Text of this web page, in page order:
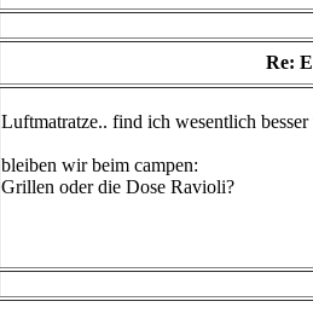
Re:
Luftmatratze.. find ich wesentlich
bleiben wir beim campen:
Grillen oder die Dose Ravioli?